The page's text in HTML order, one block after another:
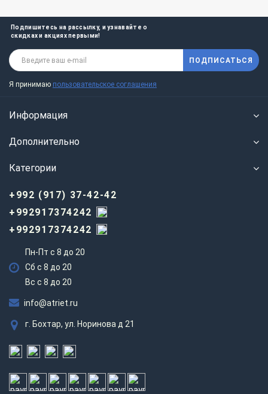
Подпишитесь на рассылку, и узнавайте о
скидках и акциях первыми!
ПОДПИСАТЬСЯ
Я принимаю пользовательское соглашения
Информация
Дополнительно
Категории
+992 (917) 37-42-42
+992917374242
+992917374242
Пн-Пт с 8 до 20
Сб с 8 до 20
Вс c 8 до 20
info@atriet.ru
г. Бохтар, ул. Норинова д 21